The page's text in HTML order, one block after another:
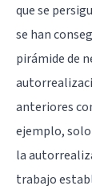
que se
se han
pirámide de
anteriores
ejemplo,
la
trabajo